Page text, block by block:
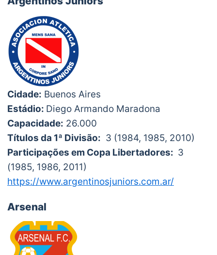
Cidade: Buenos Aires
Estádio: Diego Armando Maradona
Capacidade: 26.000
Títulos da 1ª Divisão: 3 (1984, 1985, 2010)
Participações em Copa Libertadores: 3
(1985, 1986, 2011)
https://www.argentinosjuniors.com.ar/
Arsenal